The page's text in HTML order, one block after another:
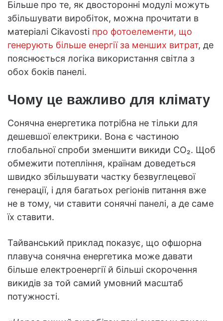
Більше про те, як двосторонні модулі можуть
збільшувати виробіток, можна прочитати в
матеріалі Cikavosti про фотоелементи, що
генерують більше енергії за менших витрат, де
пояснюється логіка використання світла з
обох боків панелі.
Чому це важливо для клімату
Сонячна енергетика потрібна не тільки для
дешевшої електрики. Вона є частиною
глобальної спроби зменшити викиди CO₂. Щоб
обмежити потепління, країнам доведеться
швидко збільшувати частку безвуглецевої
генерації, і для багатьох регіонів питання вже
не в тому, чи ставити сонячні панелі, а де саме
їх ставити.
Тайванський приклад показує, що офшорна
плавуча сонячна енергетика може давати
більше електроенергії й більші скорочення
викидів за той самий умовний масштаб
потужності.